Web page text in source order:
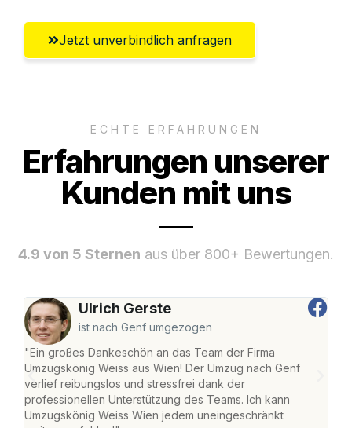
Jetzt unverbindlich anfragen
ECHTE ERFAHRUNGEN
Erfahrungen unserer
Kunden mit uns
4.9 von 5 Sternen aus über 800+ Bewertungen.
Ulrich Gerste
ist nach Genf umgezogen
"Ein großes Dankeschön an das Team der Firma
Umzugskönig Weiss aus Wien! Der Umzug nach Genf
verlief reibungslos und stressfrei dank der
professionellen Unterstützung des Teams. Ich kann
Umzugskönig Weiss Wien jedem uneingeschränkt